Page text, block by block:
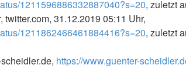
1211596886332887040?s=20, zuletzt
31.12.2019 05:11 Uhr,
1211862466461884416?s=20, zuletzt
https://www.guenter-